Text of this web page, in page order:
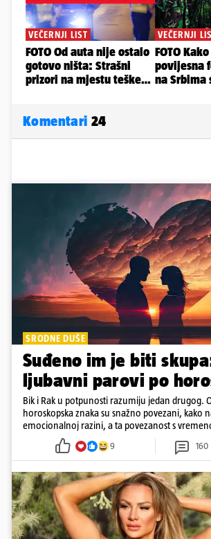
Komentari 24
SRODNE DUŠE
Suđeno im je biti
ljubavni parovi po
Bik i Rak u potpunosti razumiju jedan drugog.
horoskopska znaka su snažno povezani, kako
emocionalnoj razini, a ta povezanost s
9 160